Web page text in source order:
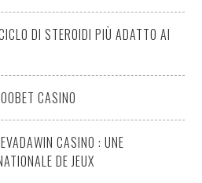
DI STEROIDI PIÙ ADATTO AI
CASINO
CASINO : UNE
DE JEUX